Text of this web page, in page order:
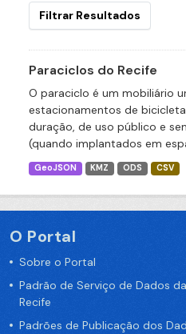
Filtrar Resultados
Paraciclos do Recife
O paraciclo é um mobiliário
estacionamentos de
duração, de uso público e
(quando implantados em
GeoJSON KMZ ODS CSV
O Portal
Sobre o Portal
Padrão de Serviço de Dados
Recife
Padrões de Publicação dos